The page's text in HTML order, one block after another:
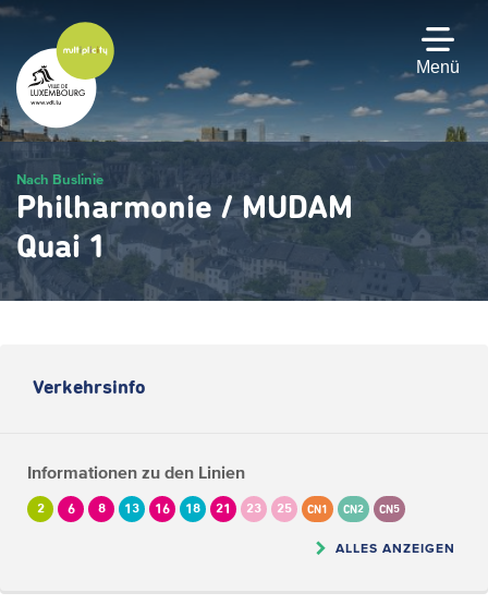
Zum
Hauptinhalt
gehen
Menü
Nach Buslinie
Philharmonie / MUDAM
Quai 1
Verkehrsinfo
Informationen zu den Linien
2 6 8 13 16 18 21 23 25 CN1 CN2 CN5
ALLES ANZEIGEN